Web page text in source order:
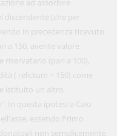
ad assorbire
discendente (che per
in precedenza ricevuto
a 150, avente valore
riservatario (pari a 100),
( relictum = 150) come
istituito un altro
In questa ipotesi a Caio
essendo Primo
non semplicemente